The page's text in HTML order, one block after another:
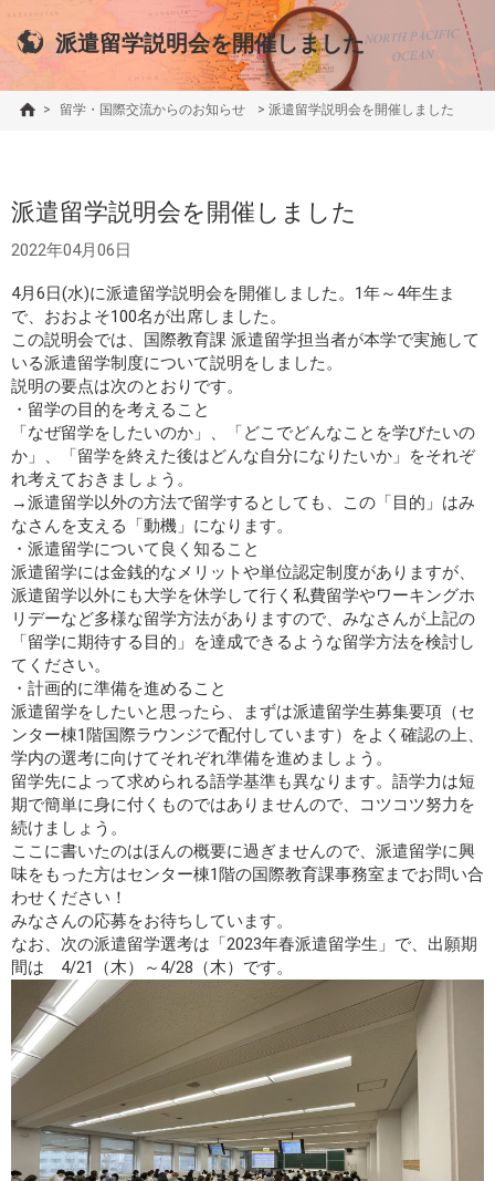
派遣留学説明会を開催しました
> 留学・国際交流からのお知らせ > 派遣留学説明会を開催しました
派遣留学説明会を開催しました
2022年04月06日
4月6日(水)に派遣留学説明会を開催しました。1年～4年生ま
で、おおよそ100名が出席しました。
この説明会では、国際教育課 派遣留学担当者が本学で実施して
いる派遣留学制度について説明をしました。
説明の要点は次のとおりです。
・留学の目的を考えること
「なぜ留学をしたいのか」、「どこでどんなことを学びたいの
か」、「留学を終えた後はどんな自分になりたいか」をそれぞ
れ考えておきましょう。
→派遣留学以外の方法で留学するとしても、この「目的」はみ
なさんを支える「動機」になります。
・派遣留学について良く知ること
派遣留学には金銭的なメリットや単位認定制度がありますが、
派遣留学以外にも大学を休学して行く私費留学やワーキングホ
リデーなど多様な留学方法がありますので、みなさんが上記の
「留学に期待する目的」を達成できるような留学方法を検討し
てください。
・計画的に準備を進めること
派遣留学をしたいと思ったら、まずは派遣留学生募集要項（セ
ンター棟1階国際ラウンジで配付しています）をよく確認の上、
学内の選考に向けてそれぞれ準備を進めましょう。
留学先によって求められる語学基準も異なります。語学力は短
期で簡単に身に付くものではありませんので、コツコツ努力を
続けましょう。
ここに書いたのはほんの概要に過ぎませんので、派遣留学に興
味をもった方はセンター棟1階の国際教育課事務室までお問い合
わせください！
みなさんの応募をお待ちしています。
なお、次の派遣留学選考は「2023年春派遣留学生」で、出願期
間は 4/21（木）～4/28（木）です。